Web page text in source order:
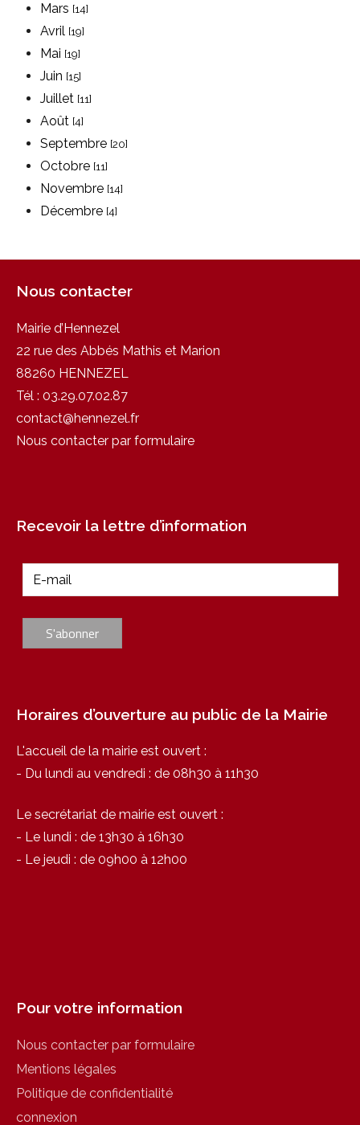
Mars [14]
Avril [19]
Mai [19]
Juin [15]
Juillet [11]
Août [4]
Septembre [20]
Octobre [11]
Novembre [14]
Décembre [4]
Nous contacter
Mairie d’Hennezel
22 rue des Abbés Mathis et Marion
88260 HENNEZEL
Tél : 03.29.07.02.87
contact@hennezel.fr
Nous contacter par formulaire
Recevoir la lettre d’information
Horaires d’ouverture au public de la Mairie
L'accueil de la mairie est ouvert :
- Du lundi au vendredi : de 08h30 à 11h30
Le secrétariat de mairie est ouvert :
- Le lundi : de 13h30 à 16h30
- Le jeudi : de 09h00 à 12h00
Pour votre information
Nous contacter par formulaire
Mentions légales
Politique de confidentialité
connexion